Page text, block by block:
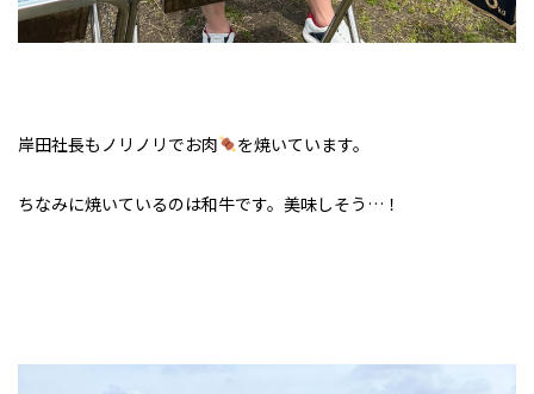
岸田社長もノリノリでお肉 を焼いています。
ちなみに焼いているのは和牛です。美味しそう…！